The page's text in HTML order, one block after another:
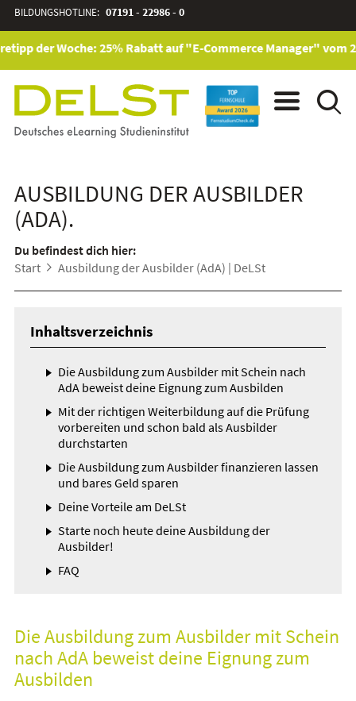
BILDUNGSHOTLINE: 07191 - 22986 - 0
der Woche: 25% Rabatt auf "E-Commerce Manager" vom
AUSBILDUNG DER AUSBILDER
(ADA).
Du befindest dich hier:
Start
Ausbildung der Ausbilder (AdA) | DeLSt
Inhaltsverzeichnis
Die Ausbildung zum Ausbilder mit Schein nach
AdA beweist deine Eignung zum Ausbilden
Mit der richtigen Weiterbildung auf die Prüfung
vorbereiten und schon bald als Ausbilder
durchstarten
Die Ausbildung zum Ausbilder finanzieren lassen
und bares Geld sparen
Deine Vorteile am DeLSt
Starte noch heute deine Ausbildung der
Ausbilder!
FAQ
Die Ausbildung zum Ausbilder mit Schein
nach AdA beweist deine Eignung zum
Ausbilden